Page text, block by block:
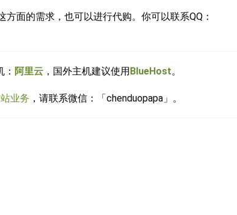
面的需求，也可以进行代购。你可以联系QQ：
阿里云 ，国外主机建议使用BlueHost。
业务 ，请联系微信：「chenduopapa」。